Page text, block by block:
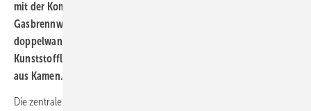
mit der Kombination von drei BHKWs und einem
Gasbrennwertkessel gelang durch vier 12,5
doppelwandigen Abgasleitungen und weitere Edelstahl- und
Kunststofflösungen aus dem Hause Schräder Abgastechnologie
aus Kamen.
Die zentrale Heizungstechnik wurde in einem unterirdisch erstellten